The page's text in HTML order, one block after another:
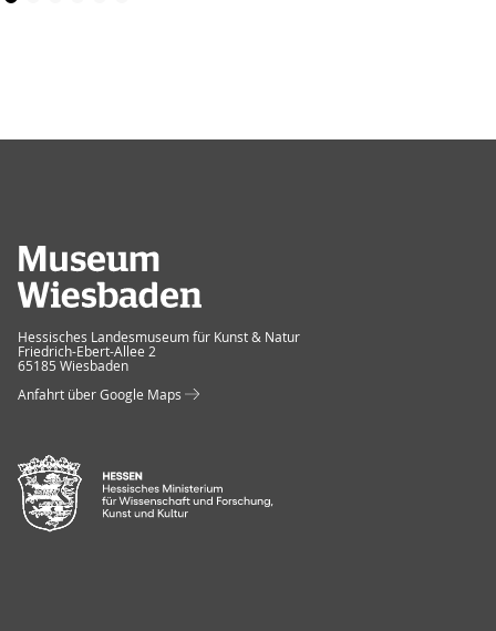
Museum Wiesbaden
Hessisches Landesmuseum für Kunst & Natur
Friedrich-Ebert-Allee 2
65185 Wiesbaden
Anfahrt über Google Maps